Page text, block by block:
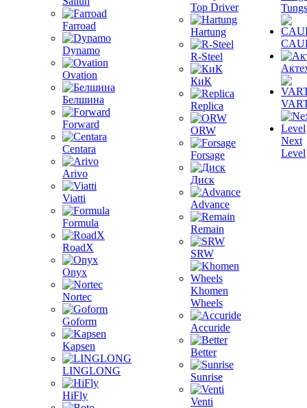
Farroad
Dynamo
Ovation
Белшина
Forward
Centara
Arivo
Viatti
Formula
RoadX
Onyx
Nortec
Goform
Kapsen
LINGLONG
HiFly
Top Driver
Hartung
R-Steel
КиК
Replica
ORW
Forsage
Диск
Advance
Remain
SRW
Khomen
Wheels
Accuride
Better
Sunrise
Venti
Next
Level